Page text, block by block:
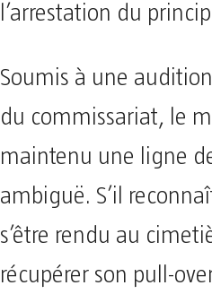
l’arrestation du
​Soumis à une
du commissariat, le
maintenu une ligne
ambiguë. S’il
s’être rendu au
récupérer son pull-